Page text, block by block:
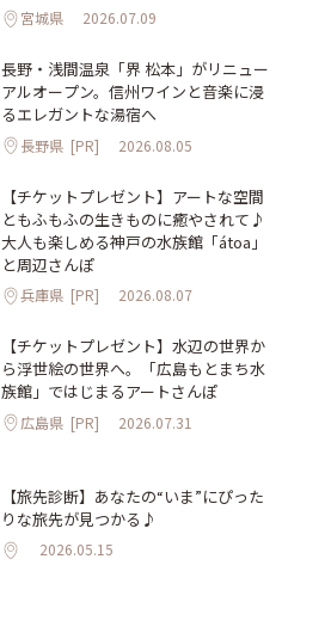
宮城県 2026.07.09
長野・浅間温泉「界 松本」がリニュー
アルオープン。信州ワインと音楽に浸
るエレガントな湯宿へ
長野県 [PR] 2026.08.05
【チケットプレゼント】アートな空間
ともふもふの生きものに癒やされて♪
大人も楽しめる神戸の水族館「átoa」
と周辺さんぽ
兵庫県 [PR] 2026.08.07
【チケットプレゼント】水辺の世界か
ら浮世絵の世界へ。「広島もとまち水
族館」ではじまるアートさんぽ
広島県 [PR] 2026.07.31
【旅先診断】あなたの“いま”にぴった
りな旅先が見つかる♪
2026.05.15